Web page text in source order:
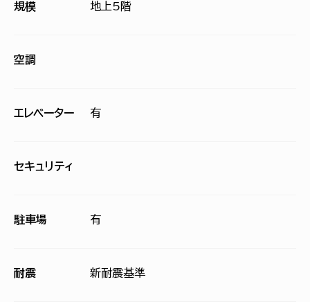
規模 地上5階
空調
エレベーター 有
セキュリティ
駐車場 有
耐震 新耐震基準